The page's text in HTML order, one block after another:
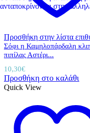
Προσθήκη στην λίστα
Σόφι η Καμηλοπάρδαλη
πιπίλας Αστέρι...
10,30€
Προσθήκη στο καλάθι
Quick View